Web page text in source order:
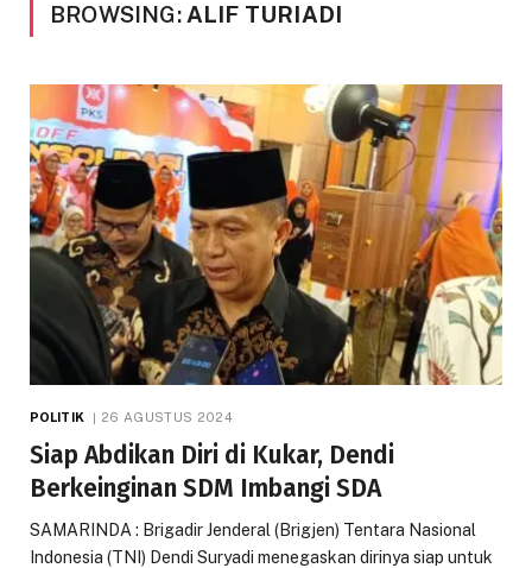
BROWSING: ALIF TURIADI
POLITIK 26 AGUSTUS 2024
Siap Abdikan Diri di Kukar, Dendi
Berkeinginan SDM Imbangi SDA
SAMARINDA : Brigadir Jenderal (Brigjen) Tentara Nasional
Indonesia (TNI) Dendi Suryadi menegaskan dirinya siap untuk